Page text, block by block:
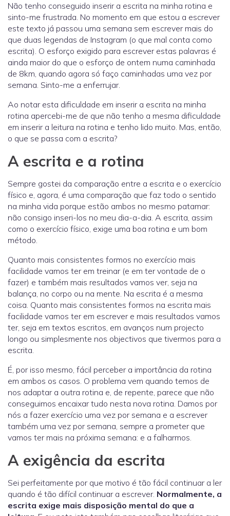
Não tenho conseguido inserir a escrita na minha rotina e
sinto-me frustrada. No momento em que estou a escrever
este texto já passou uma semana sem escrever mais do
que duas legendas de Instagram (o que mal conta como
escrita). O esforço exigido para escrever estas palavras é
ainda maior do que o esforço de ontem numa caminhada
de 8km, quando agora só faço caminhadas uma vez por
semana. Sinto-me a enferrujar.
Ao notar esta dificuldade em inserir a escrita na minha
rotina apercebi-me de que não tenho a mesma dificuldade
em inserir a leitura na rotina e tenho lido muito. Mas, então,
o que se passa com a escrita?
A escrita e a rotina
Sempre gostei da comparação entre a escrita e o exercício
físico e, agora, é uma comparação que faz todo o sentido
na minha vida porque estão ambos no mesmo patamar:
não consigo inseri-los no meu dia-a-dia. A escrita, assim
como o exercício físico, exige uma boa rotina e um bom
método.
Quanto mais consistentes formos no exercício mais
facilidade vamos ter em treinar (e em ter vontade de o
fazer) e também mais resultados vamos ver, seja na
balança, no corpo ou na mente. Na escrita é a mesma
coisa. Quanto mais consistentes formos na escrita mais
facilidade vamos ter em escrever e mais resultados vamos
ter, seja em textos escritos, em avanços num projecto
longo ou simplesmente nos objectivos que tivermos para a
escrita.
É, por isso mesmo, fácil perceber a importância da rotina
em ambos os casos. O problema vem quando temos de
nos adaptar a outra rotina e, de repente, parece que não
conseguimos encaixar tudo nesta nova rotina. Damos por
nós a fazer exercício uma vez por semana e a escrever
também uma vez por semana, sempre a prometer que
vamos ter mais na próxima semana: e a falharmos.
A exigência da escrita
Sei perfeitamente por que motivo é tão fácil continuar a ler
quando é tão difícil continuar a escrever. Normalmente, a
escrita exige mais disposição mental do que a